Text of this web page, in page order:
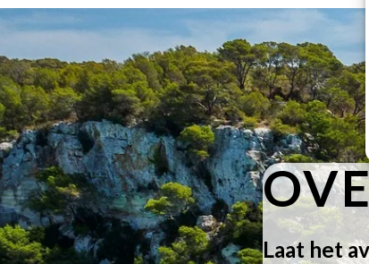
Laat het